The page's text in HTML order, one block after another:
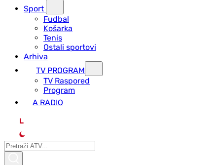
Sport
Fudbal
Košarka
Tenis
Ostali sportovi
Arhiva
TV PROGRAM
ТV Raspored
Program
A RADIO
L